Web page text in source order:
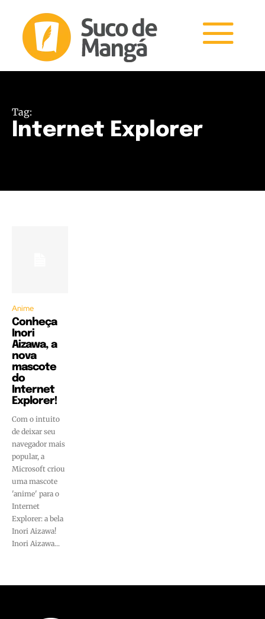
Tag:
Internet Explorer
Anime
Conheça
Inori
Aizawa, a
nova
mascote
do
Internet
Explorer!
Com o intuito
de deixar seu
navegador mais
popular, a
Microsoft criou
uma mascote
'anime' para o
Internet
Explorer: a bela
Inori Aizawa!
Inori Aizawa...